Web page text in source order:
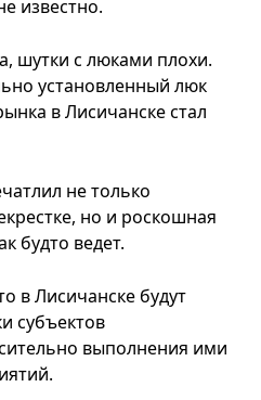
известно.
шутки с люками плохи.
установленный люк
в Лисичанске стал
не только
но и роскошная
будто ведет.
в Лисичанске будут
субъектов
выполнения ими